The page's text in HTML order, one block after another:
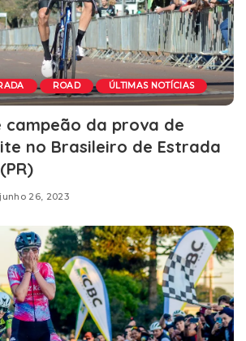
ROAD ÚLTIMAS NOTÍCIAS
campeão da prova de
no Brasileiro de Estrada
junho 26, 2023